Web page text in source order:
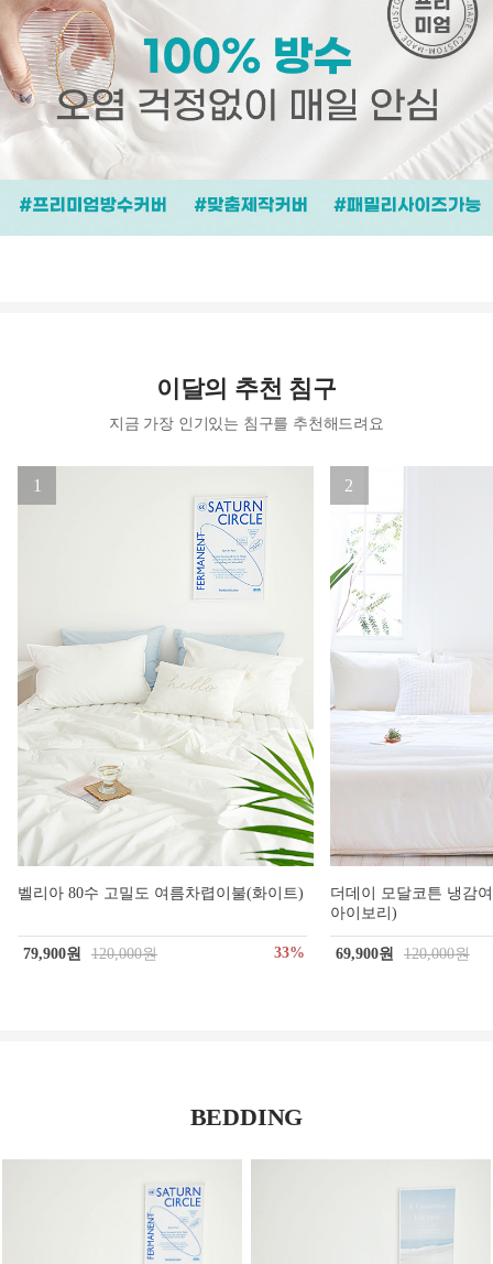
이달의 추천 침구
지금 가장 인기있는 침구를 추천해드려요
1
벨리아 80수 고밀도 여름차렵이불(화이트)
79,900원 120,000원 33%
2
더데이 모달코튼 냉감
아이보리)
69,900원 120,000원
BEDDING